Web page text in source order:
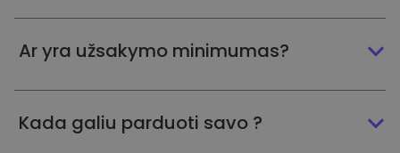
Ar yra užsakymo minimumas?
Kada galiu parduoti savo ?